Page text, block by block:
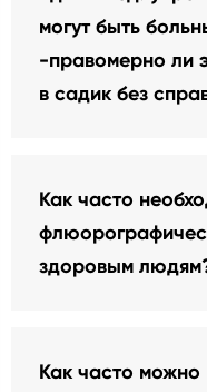
могут быть
-правомерно ли
в садик без
Как часто
здоровым
Как часто можно